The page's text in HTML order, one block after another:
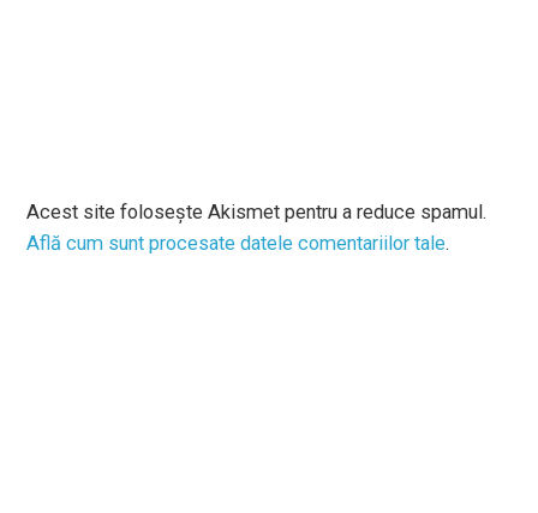
Acest site folosește Akismet pentru a reduce spamul.
Află cum sunt procesate datele comentariilor tale.